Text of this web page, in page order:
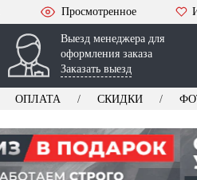
Просмотренное
Выезд менеджера для
оформления заказа
Заказать выезд
ОПЛАТА СКИДКИ